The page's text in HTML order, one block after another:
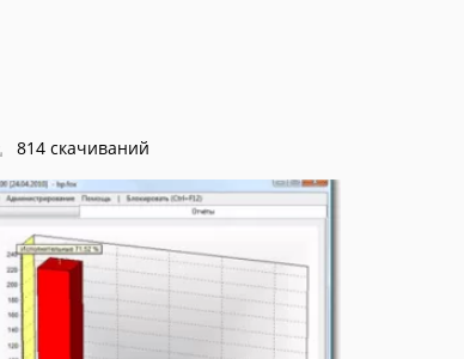
814 скачиваний